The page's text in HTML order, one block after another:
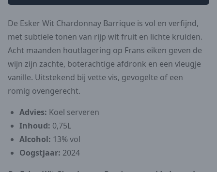
De Esker Wit Chardonnay Barrique is vol en verfijnd,
met subtiele tonen van rijp wit fruit en lichte kruiden.
Acht maanden houtlagering op Frans eiken geven de
wijn zijn zachte, boterachtige afdronk en een vleugje
vanille. Uitstekend bij vette vis, gevogelte of een
romig ovengerecht.
Advies: Koel serveren
Inhoud: 0,75L
Alcohol: 13% vol
Oogstjaar: 2024